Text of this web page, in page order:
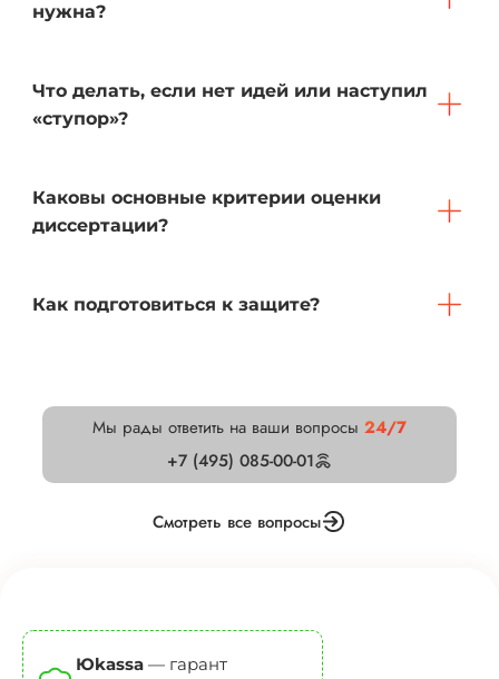
нужна?
Что делать, если нет идей или наступил
«ступор»?
Каковы основные критерии оценки
диссертации?
Как подготовиться к защите?
Мы рады ответить на ваши вопросы 24/7
+7 (495) 085-00-01
Смотреть все вопросы
Юkassa — гарант